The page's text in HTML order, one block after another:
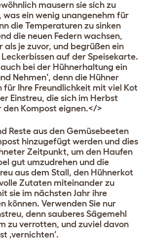
mausern sie sich zu
was ein wenig unangenehm für
die Temperaturen zu sinken
die neuen Federn wachsen,
als je zuvor, und begrüßen ein
auf der Speisekarte.
bei der Hühnerhaltung ein
Nehmen‘, denn die Hühner
für Ihre Freundlichkeit mit viel Kot
Einstreu, die sich im Herbst
Kompost eignen.</>
Reste aus den Gemüsebeeten
hinzugefügt werden und dies
Zeitpunkt, um den Haufen
gut umzudrehen und die
aus dem Stall, den Hühnerkot
Zutaten miteinander zu
sie im nächsten Jahr ihre
können. Verwenden Sie nur
denn sauberes Sägemehl
zu verrotten, und zuviel davon
‚vernichten‘.